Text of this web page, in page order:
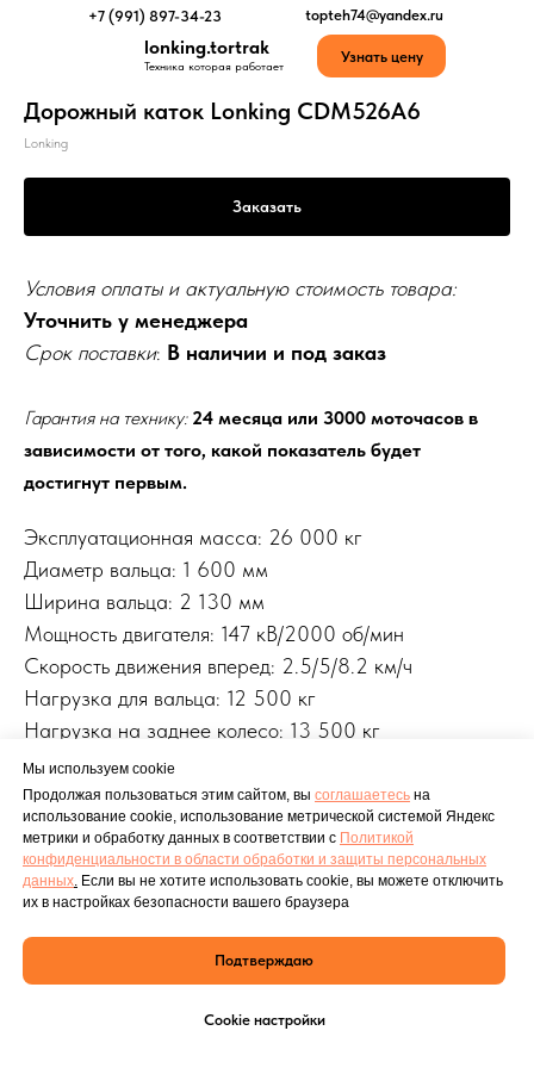
Узнать цену
Техника которая работает
lonking.tortrak
topteh74@yandex.ru
+7 (991) 897-34-23
Мы используем cookie
Продолжая пользоваться этим сайтом, вы соглашаетесь на
использование cookie, использование метрической системой Яндекс
метрики и обработку данных в соответствии с Политикой
конфиденциальности в области обработки и защиты персональных
данных. Если вы не хотите использовать cookie, вы можете отключить
их в настройках безопасности вашего браузера
Подтверждаю
Cookie настройки
Дорожный каток Lonking CDM526A6
Lonking
Заказать
Условия оплаты и актуальную стоимость товара:
Уточнить у менеджера
Срок поставки: В наличии и под заказ
Гарантия на технику: 24 месяца или 3000 моточасов в
зависимости от того, какой показатель будет
достигнут первым.
Эксплуатационная масса: 26 000 кг
Диаметр вальца: 1 600 мм
Ширина вальца: 2 130 мм
Мощность двигателя: 147 кВ/2000 об/мин
Скорость движения вперед: 2.5/5/8.2 км/ч
Нагрузка для вальца: 12 500 кг
Нагрузка на заднее колесо: 13 500 кг
LxWxH: 6398x2300x3096 mm